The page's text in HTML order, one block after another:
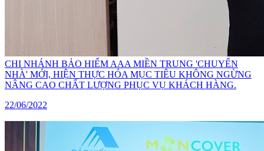
CHI NHÁNH BẢO HIỂM AAA MIỀN TRUNG 'CHUYỂN
NHÀ' MỚI, HIỆN THỰC HÓA MỤC TIÊU KHÔNG NGỪNG
NÂNG CAO CHẤT LƯỢNG PHỤC VỤ KHÁCH HÀNG.
22/06/2022